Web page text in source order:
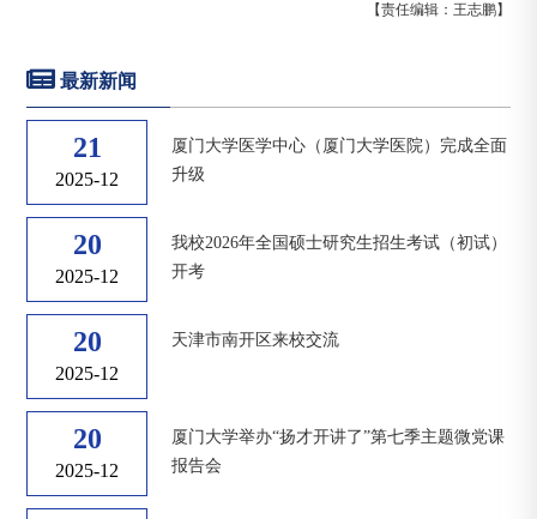
【责任编辑：王志鹏】
最新新闻
21
2025-12
厦门大学医学中心（厦门大学医院）完成全面
升级
20
2025-12
我校2026年全国硕士研究生招生考试（初试）
开考
20
2025-12
天津市南开区来校交流
20
2025-12
厦门大学举办“扬才开讲了”第七季主题微党课
报告会